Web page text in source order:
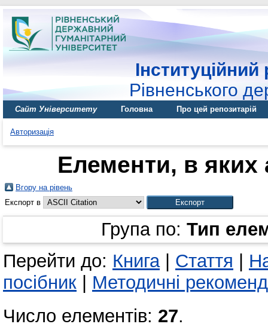
Інституційний
Рівненського
Сайт Університету Головна Про цей репозитарій
Авторизація
Елементи, в яких
Вгору на рівень
Експорт в
Група по: Тип
Перейти до: Книга| Стаття
посібник
Методичні
Число елементів: 27.